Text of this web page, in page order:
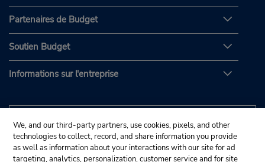
Partenaires de Budget
Soutien Budget
Informations sur l'entreprise
We, and our third-party partners, use cookies, pixels, and other
technologies to collect, record, and share information you provide
as well as information about your interactions with our site for ad
targeting, analytics, personalization, customer service and for site